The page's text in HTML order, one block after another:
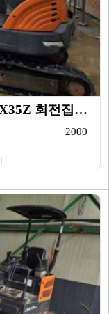
두산/굴삭기/3.5톤 미니굴삭기/DX35Z 회전집게/2…
2000